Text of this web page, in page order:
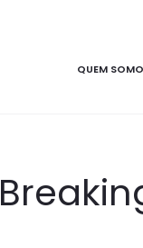
QUEM